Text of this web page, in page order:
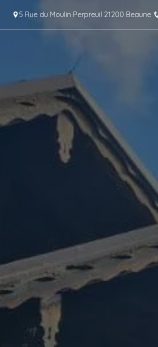
5 Rue du Moulin Perpreuil 21200 Beaune